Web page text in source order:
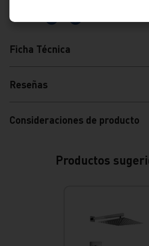
Comparte
Ficha Técnica
Reseñas
Consideraciones de producto
Productos